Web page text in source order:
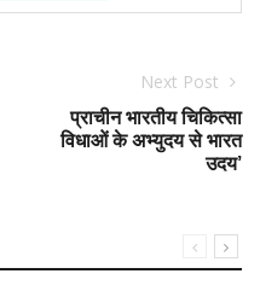
Next Post
प्राचीन भारतीय चिकित्सा
विधाओं के अभ्युदय से भारत
उदय’